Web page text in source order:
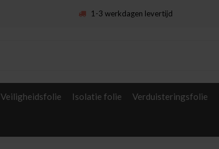
1-3 werkdagen levertijd
Veiligheidsfolie Isolatie folie Verduisteringsfolie